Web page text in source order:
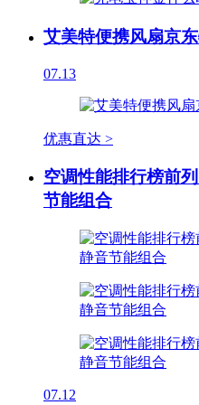
艾美特便携风扇京
07.13
优惠直达 >
空调性能排行榜前
节能组合
07.12